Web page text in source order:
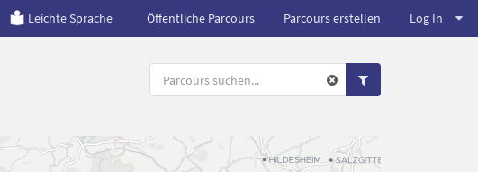
Leichte Sprache Öffentliche Parcours Parcours erstellen Log In